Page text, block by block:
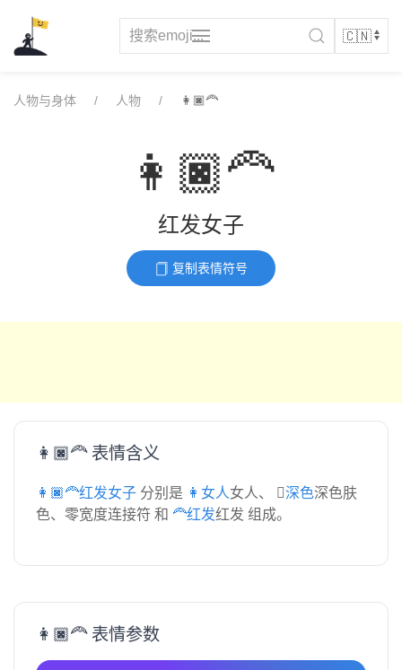
content
人物与身体 人物 👩🏿‍🦰
👩🏿‍🦰
红发女子
复制表情符号
👩🏿‍🦰 表情含义
👩🏿‍🦰红发女子 分别是 👩女人女人、🏿深色深色肤
色、零宽度连接符 和 🦰红发红发 组成。
👩🏿‍🦰 表情参数